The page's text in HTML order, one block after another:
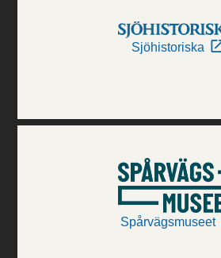
Sjöhistoriska
Spårvägsmuseet